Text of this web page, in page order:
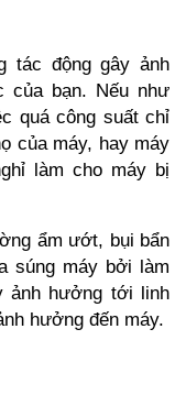
tác động gây ảnh
của bạn. Nếu như
quá công suất chỉ
của máy, hay máy
làm cho máy bị
ẩm ướt, bụi bẩn
súng máy bởi làm
ảnh hưởng tới linh
hưởng đến máy.